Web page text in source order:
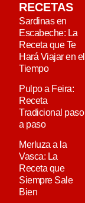
RECETAS
Sardinas en
Escabeche: La
Receta que Te
Hará Viajar en el
Tiempo
Pulpo a Feira:
Receta
Tradicional paso
a paso
Merluza a la
Vasca: La
Receta que
Siempre Sale
Bien